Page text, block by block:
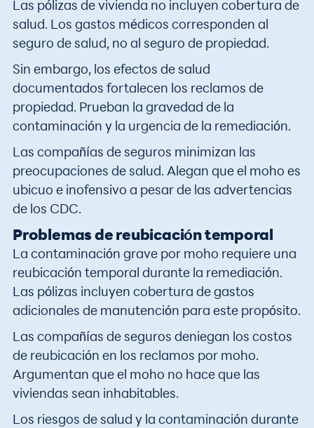
Las pólizas de vivienda no incluyen cobertura de
salud. Los gastos médicos corresponden al
seguro de salud, no al seguro de propiedad.
Sin embargo, los efectos de salud
documentados fortalecen los reclamos de
propiedad. Prueban la gravedad de la
contaminación y la urgencia de la remediación.
Las compañías de seguros minimizan las
preocupaciones de salud. Alegan que el moho es
ubicuo e inofensivo a pesar de las advertencias
de los CDC.
Problemas de reubicación temporal
La contaminación grave por moho requiere una
reubicación temporal durante la remediación.
Las pólizas incluyen cobertura de gastos
adicionales de manutención para este propósito.
Las compañías de seguros deniegan los costos
de reubicación en los reclamos por moho.
Argumentan que el moho no hace que las
viviendas sean inhabitables.
Los riesgos de salud y la contaminación durante